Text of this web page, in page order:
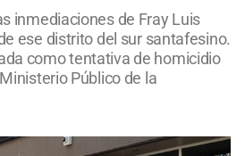
inmediaciones de Fray Luis
ese distrito del sur santafesino.
como tentativa de homicidio
Público de la